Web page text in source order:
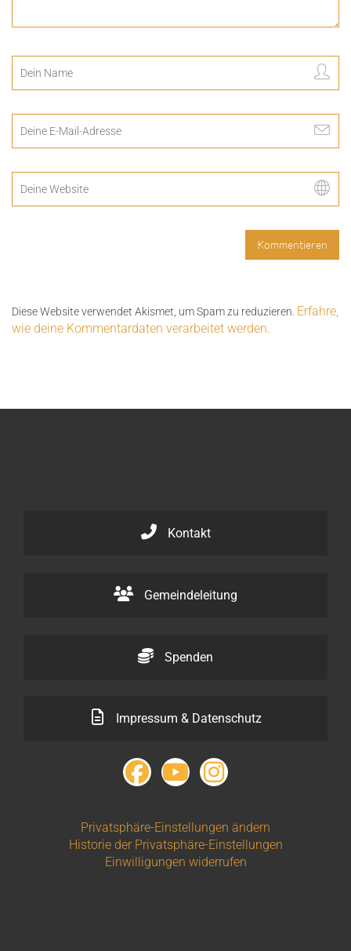
Diese Website verwendet Akismet, um Spam zu reduzieren. Erfahre,
wie deine Kommentardaten verarbeitet werden.
Kontakt
Gemeindeleitung
Spenden
Impressum & Datenschutz
Privatsphäre-Einstellungen ändern
Historie der Privatsphäre-Einstellungen
Einwilligungen widerrufen